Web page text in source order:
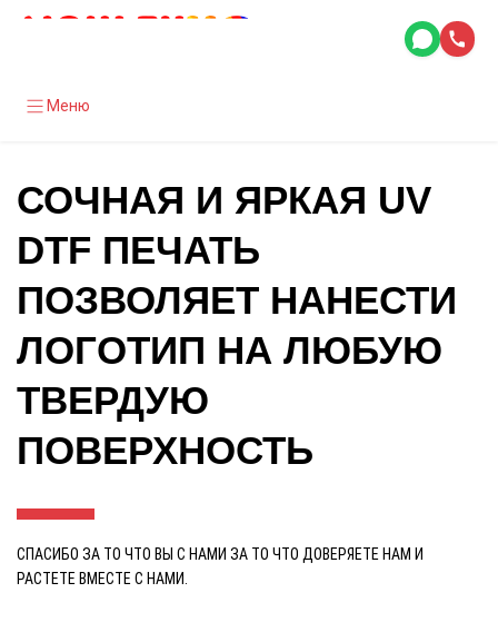
Меню
СОЧНАЯ И ЯРКАЯ UV
DTF ПЕЧАТЬ
ПОЗВОЛЯЕТ НАНЕСТИ
ЛОГОТИП НА ЛЮБУЮ
ТВЕРДУЮ
ПОВЕРХНОСТЬ
СПАСИБО ЗА ТО ЧТО ВЫ С НАМИ ЗА ТО ЧТО ДОВЕРЯЕТЕ НАМ И
РАСТЕТЕ ВМЕСТЕ С НАМИ.